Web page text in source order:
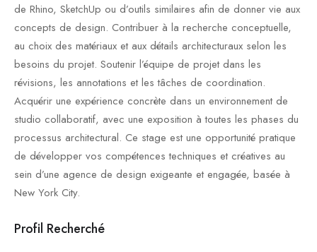
de Rhino, SketchUp ou d’outils similaires afin de donner vie aux
concepts de design. Contribuer à la recherche conceptuelle,
au choix des matériaux et aux détails architecturaux selon les
besoins du projet. Soutenir l’équipe de projet dans les
révisions, les annotations et les tâches de coordination.
Acquérir une expérience concrète dans un environnement de
studio collaboratif, avec une exposition à toutes les phases du
processus architectural. Ce stage est une opportunité pratique
de développer vos compétences techniques et créatives au
sein d’une agence de design exigeante et engagée, basée à
New York City.
Profil Recherché